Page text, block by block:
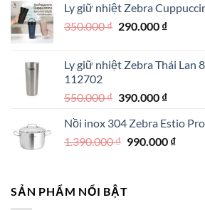
là:
350.000 ₫.
tại
là:
Ly giữ nhiệt Zebra
350.000₫ Giá
350.000 ₫.
290.000 ₫Giá
là:
Ly giữ nhiệt Zebra Thái Lan
112702
550.000₫ Giá
là:
550.000 ₫.
390.000 ₫Giá
tại
là:
Nồi inox 304 Zebra Estio
1.390.000₫ Giá
1.390.000 ₫.
990.000 ₫Giá
SẢN PHẨM NỔI BẬT